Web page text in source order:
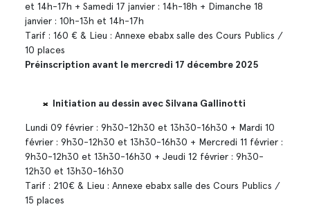
et 14h-17h + Samedi 17 janvier : 14h-18h + Dimanche 18
janvier : 10h-13h et 14h-17h
Tarif : 160 € & Lieu : Annexe ebabx salle des Cours Publics /
10 places
Préinscription avant le mercredi 17 décembre 2025
Initiation au dessin avec Silvana Gallinotti
Lundi 09 février : 9h30-12h30 et 13h30-16h30 + Mardi 10
février : 9h30-12h30 et 13h30-16h30 + Mercredi 11 février :
9h30-12h30 et 13h30-16h30 + Jeudi 12 février : 9h30-
12h30 et 13h30-16h30
Tarif : 210€ & Lieu : Annexe ebabx salle des Cours Publics /
15 places